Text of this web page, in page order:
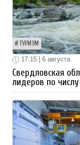
ТУРИЗМ
17:15 | 6 августа
Свердловская
лидеров по